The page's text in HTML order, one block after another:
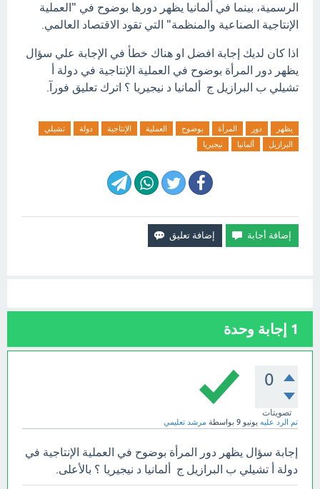
الرسمية، بينما في ألمانيا يظهر دورها بوضوح في "العملية
الإنتاجية الصناعية والمنظمة" التي تقود الاقتصاد العالمي.
اذا كان لديك إجابة افضل او هناك خطأ في الإجابة علي سؤال
‏يظهر دور المرأة بوضوح في العملية الإنتاجية في دولة أ
‏تشيلي ب ‏البرازيل ج ‏ ‏ألمانيا د ‏نيجيريا ؟ اترك تعليق فورآ.
يظهر دور المرأة بوضوح العملية الإنتاجية دولة
تشيلي
البرازيل
ألمانيا نيجيريا
1 إجابة وحدة
0
تصويتات
تم الرد عليه يونيو 9 بواسطة مرشد تعليمي
إجابة سؤال ‏يظهر دور المرأة بوضوح في العملية الإنتاجية في
دولة أ ‏تشيلي ب ‏البرازيل ج ‏ ‏ألمانيا د ‏نيجيريا ؟ بالأعلى.